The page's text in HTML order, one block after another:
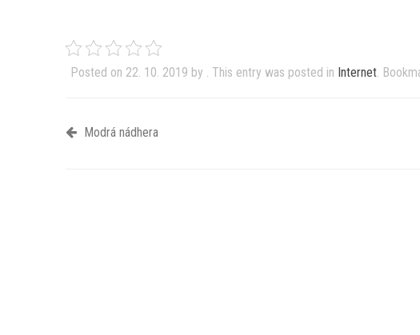
Posted on 22. 10. 2019 by . This entry was posted in Internet.
Modrá nádhera